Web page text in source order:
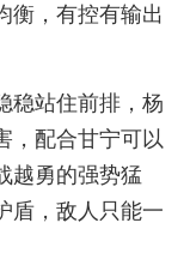
衡，有控有输出
稳站住前排，杨
，配合甘宁可以
越勇的强势猛
盾，敌人只能一